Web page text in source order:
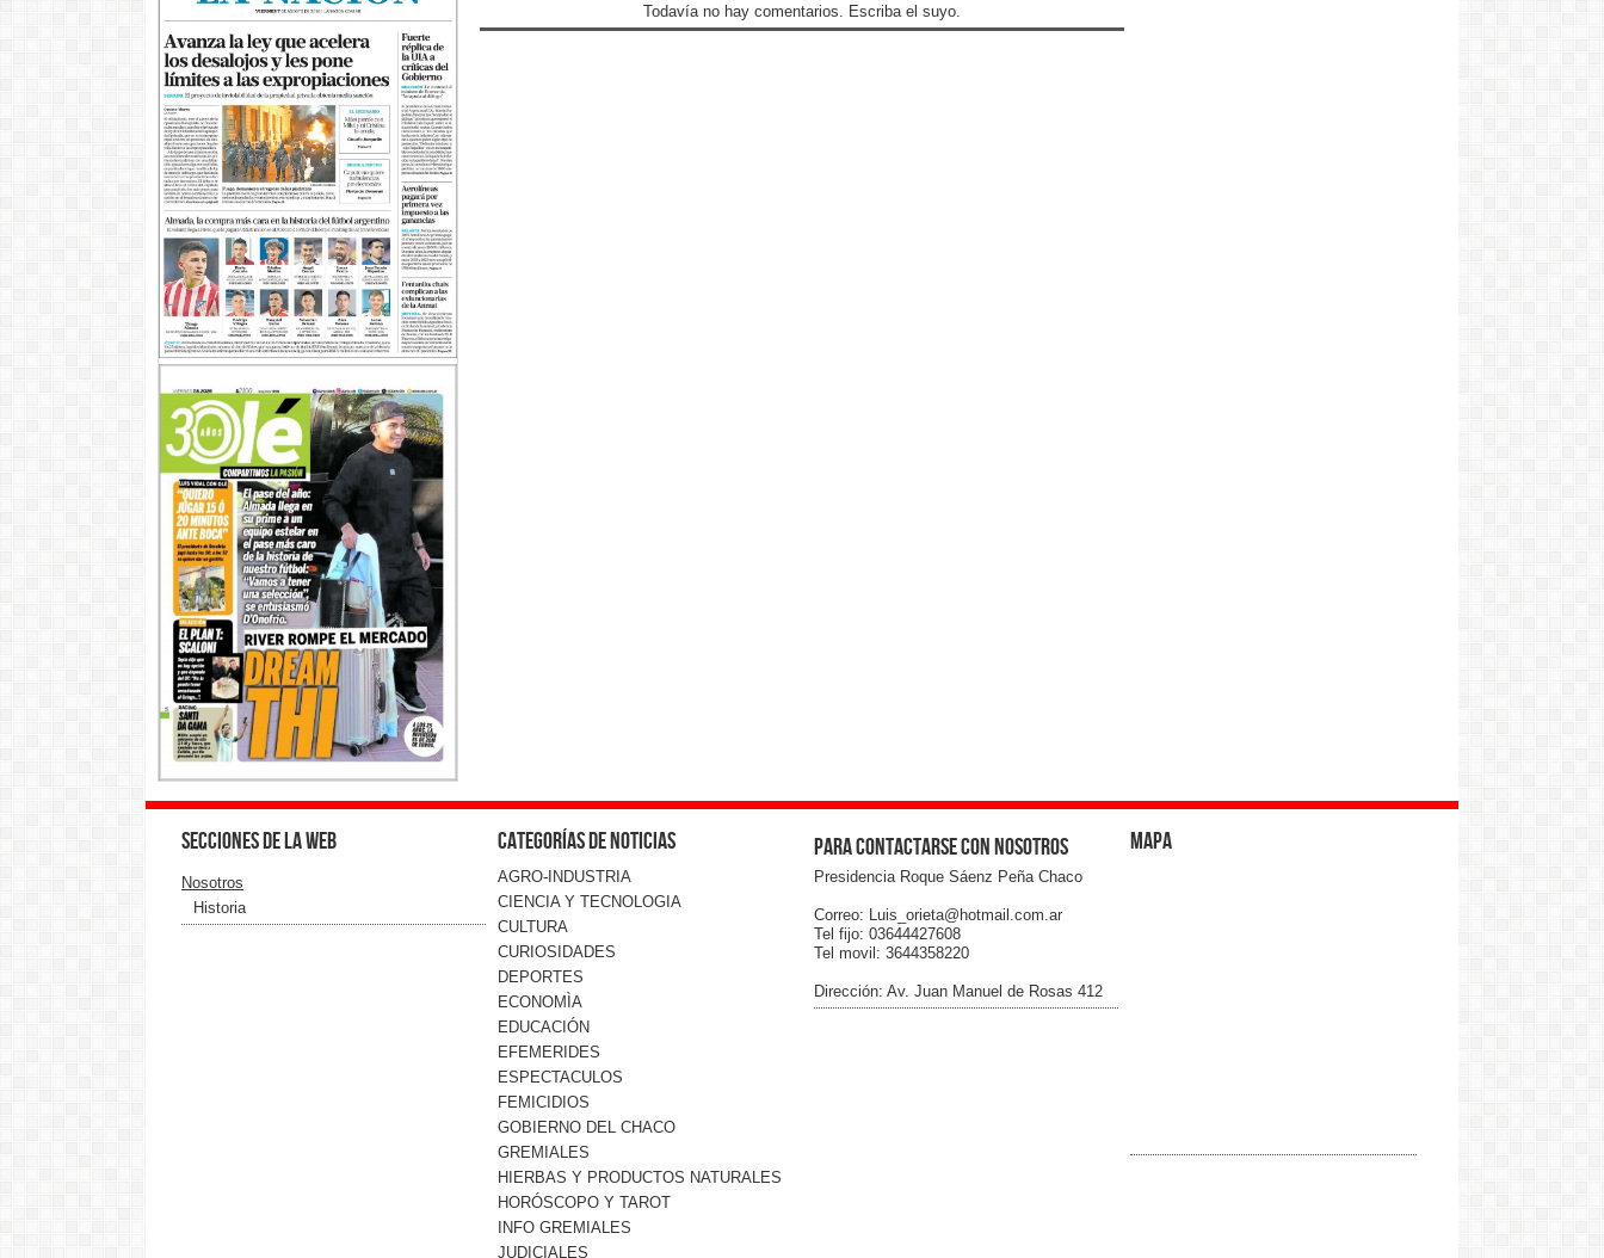
Todavía no hay comentarios. Escriba el suyo.
Secciones de la web
Nosotros
Historia
Categorías de noticias
AGRO-INDUSTRIA
CIENCIA Y TECNOLOGIA
CULTURA
CURIOSIDADES
DEPORTES
ECONOMÌA
EDUCACIÓN
EFEMERIDES
ESPECTACULOS
FEMICIDIOS
GOBIERNO DEL CHACO
GREMIALES
HIERBAS Y PRODUCTOS NATURALES
HORÓSCOPO Y TAROT
INFO GREMIALES
JUDICIALES
Para contactarse con nosotros
Presidencia Roque Sáenz Peña Chaco
Correo: Luis_orieta@hotmail.com.ar
Tel fijo: 03644427608
Tel movil: 3644358220
Dirección: Av. Juan Manuel de Rosas 412
Mapa